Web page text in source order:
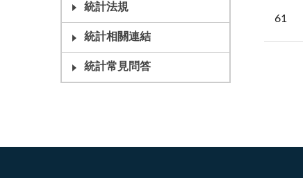
統計法規
統計相關連結
統計常見問答
61